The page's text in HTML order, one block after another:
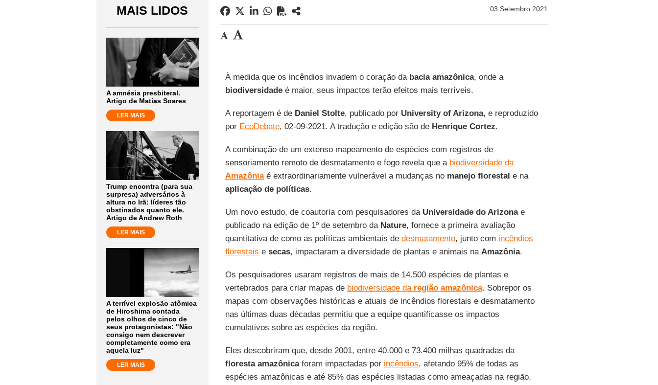
MAIS LIDOS
A amnésia presbiteral.
Artigo de Matias Soares
LER MAIS
Trump encontra (para sua
surpresa) adversários à
altura no Irã: líderes tão
obstinados quanto ele.
Artigo de Andrew Roth
LER MAIS
A terrível explosão atômica
de Hiroshima contada
pelos olhos de cinco de
seus protagonistas: "Não
consigo nem descrever
completamente como era
aquela luz"
LER MAIS
03 Setembro 2021
À medida que os incêndios invadem o coração da bacia amazônica, onde a
biodiversidadeé maior, seus impactos terão efeitos mais terríveis.
A reportagem é de Daniel Stolte, publicado por University of Arizona, e reproduzido
por EcoDebate, 02-09-2021. A tradução e edição são de Henrique Cortez.
A combinação de um extenso mapeamento de espécies com registros de
sensoriamento remoto de desmatamento e fogo revela que a biodiversidade da
Amazôniaé extraordinariamente vulnerável a mudanças no manejo florestal e na
aplicação de políticas.
Um novo estudo, de coautoria com pesquisadores da Universidade do Arizonae
publicado na edição de 1º de setembro da Nature, fornece a primeira avaliação
quantitativa de como as políticas ambientais de desmatamento, junto com incêndios
florestais e secas, impactaram a diversidade de plantas e animais na Amazônia.
Os pesquisadores usaram registros de mais de 14.500 espécies de plantas e
vertebrados para criar mapas de biodiversidade daregião amazônica. Sobrepor os
mapas com observações históricas e atuais de incêndios florestais e desmatamento
nas últimas duas décadas permitiu que a equipe quantificasse os impactos
cumulativos sobre as espécies da região.
Eles descobriram que, desde 2001, entre 40.000 e 73.400 milhas quadradas da
floresta amazônicaforam impactadas por incêndios, afetando 95% de todas as
espécies amazônicas e até 85% das espécies listadas como ameaçadas na região.